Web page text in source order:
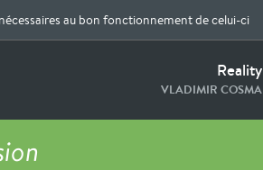
au bon fonctionnement de celui-ci
Reality
VLADIMIR COSMA